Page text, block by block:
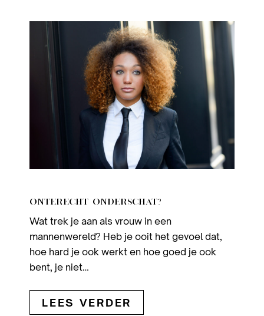
ONTERECHT ONDERSCHAT?
Wat trek je aan als vrouw in een
mannenwereld? Heb je ooit het gevoel dat,
hoe hard je ook werkt en hoe goed je ook
bent, je niet…
LEES VERDER